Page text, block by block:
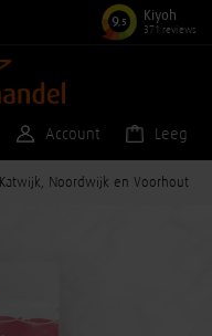
9,5 Kiyoh
371 reviews
Account Leeg
Noordwijk en Voorhout